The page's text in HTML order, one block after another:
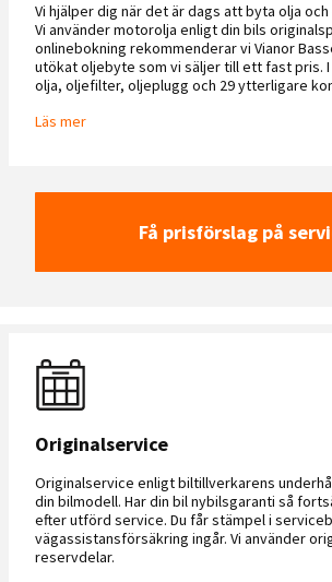
Vi hjälper dig när det är dags att byta olja
Vi använder motorolja enligt din bils
onlinebokning rekommenderar vi Vianor
utökat oljebyte som vi säljer till ett fast pris.
olja, oljefilter, oljeplugg och 29 ytterligare
Läs mer
Få prisförslag på
Originalservice
Originalservice enligt biltillverkarens
din bilmodell. Har din bil nybilsgaranti så
efter utförd service. Du får stämpel i
vägassistansförsäkring ingår. Vi använder
reservdelar.